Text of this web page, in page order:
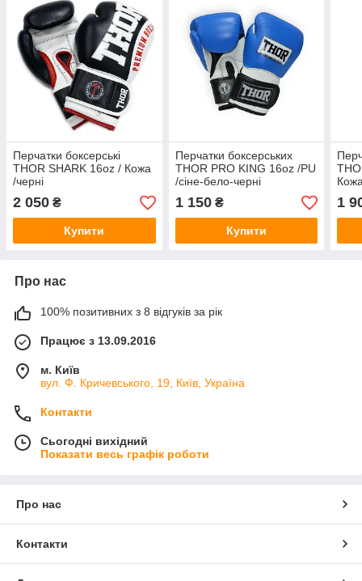
Перчатки боксерські
THOR SHARK 16oz / Кожа
/черні
2 050 ₴
Купити
Перчатки боксерських
THOR PRO KING 16oz /PU
/сіне-бело-черні
1 150₴
Купити
1
Про нас
100% позитивних з 8 відгуків за рік
Працює з 13.09.2016
м. Київ
вул. Ф. Кричевського, 19, Київ, Україна
Контакти
Сьогодні вихідний
Показати весь графік роботи
Про нас
Контакти